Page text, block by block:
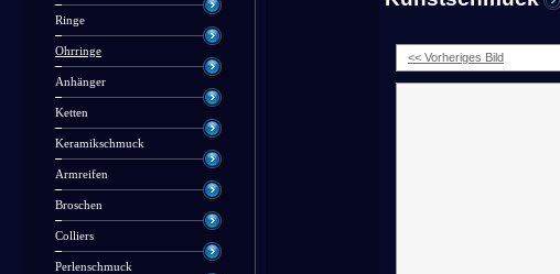
Ringe
Ohrringe
Anhänger
Ketten
Keramikschmuck
Armreifen
Broschen
Colliers
Perlenschmuck
<< Vorheriges Bild